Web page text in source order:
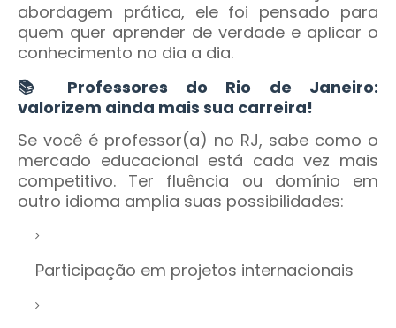
abordagem prática, ele foi pensado para
quem quer aprender de verdade e aplicar o
conhecimento no dia a dia.
📚 Professores do Rio de Janeiro:
valorizem ainda mais sua carreira!
Se você é professor(a) no RJ, sabe como o
mercado educacional está cada vez mais
competitivo. Ter fluência ou domínio em
outro idioma amplia suas possibilidades:
Participação em projetos internacionais